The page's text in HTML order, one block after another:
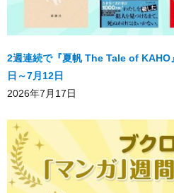
2週連続で『夏帆 The Tale of KAHO
日～7月12日
2026年7月17日